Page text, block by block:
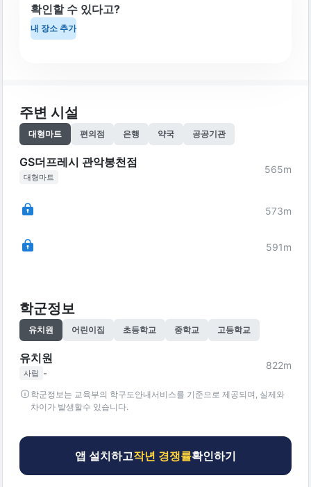
확인할 수 있다고?
내 장소 추가
주변 시설
대형마트 편의점 은행 약국 공공기관
GS더프레시 관악봉천점
대형마트
565m
573m
591m
학군정보
유치원 어린이집 초등학교 중학교 고등학교
유치원
사립 -
822m
학군정보는 교육부의 학구도안내서비스를 기준으로 제공되며, 실제와
차이가 발생할수 있습니다.
앱 설치하고작년 경쟁률확인하기